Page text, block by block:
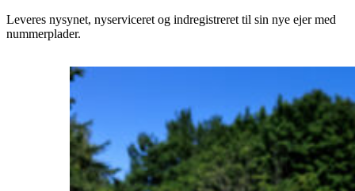
Leveres nysynet, nyserviceret og indregistreret til sin nye ejer med
nummerplader.